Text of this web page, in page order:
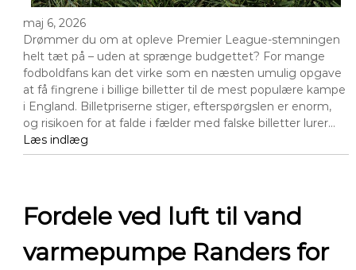
maj 6, 2026
Drømmer du om at opleve Premier League-stemningen
helt tæt på – uden at sprænge budgettet? For mange
fodboldfans kan det virke som en næsten umulig opgave
at få fingrene i billige billetter til de mest populære kampe
i England. Billetpriserne stiger, efterspørgslen er enorm,
og risikoen for at falde i fælder med falske billetter lurer…
Læs indlæg
Fordele ved luft til vand
varmepumpe Randers for